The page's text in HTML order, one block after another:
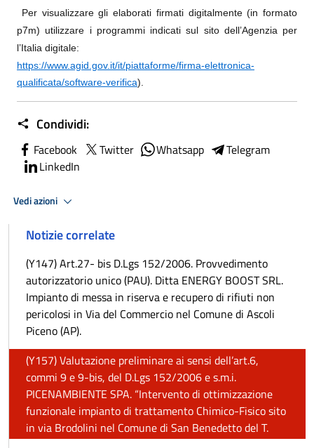
Per visualizzare gli elaborati firmati digitalmente (in formato
p7m) utilizzare i programmi indicati sul sito dell’Agenzia per
l’Italia digitale:
https://www.agid.gov.it/it/piattaforme/firma-elettronica-
qualificata/software-verifica)
Condividi:
Facebook Twitter Whatsapp
Telegram
LinkedIn
Vedi azioni
Notizie correlate
(Y147) Art.27- bis D.Lgs 152/2006. Provvedimento
autorizzatorio unico (PAU). Ditta ENERGY BOOST SRL.
Impianto di messa in riserva e recupero di rifiuti non
pericolosi in Via del Commercio nel Comune di Ascoli
Piceno (AP).
(Y157) Valutazione preliminare ai sensi dell’art.6,
commi 9 e 9-bis, del D.Lgs 152/2006 e s.m.i.
PICENAMBIENTE SPA. “Intervento di ottimizzazione
funzionale impianto di trattamento Chimico-Fisico sito
in via Brodolini nel Comune di San Benedetto del T.